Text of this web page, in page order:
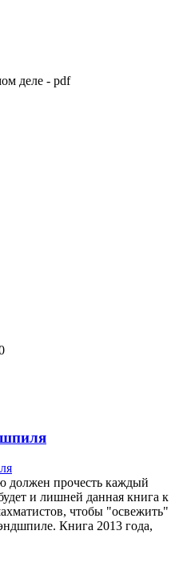
деле - pdf
должен прочесть каждый
и лишней данная книга к
чтобы "освежить"
Книга 2013 года,